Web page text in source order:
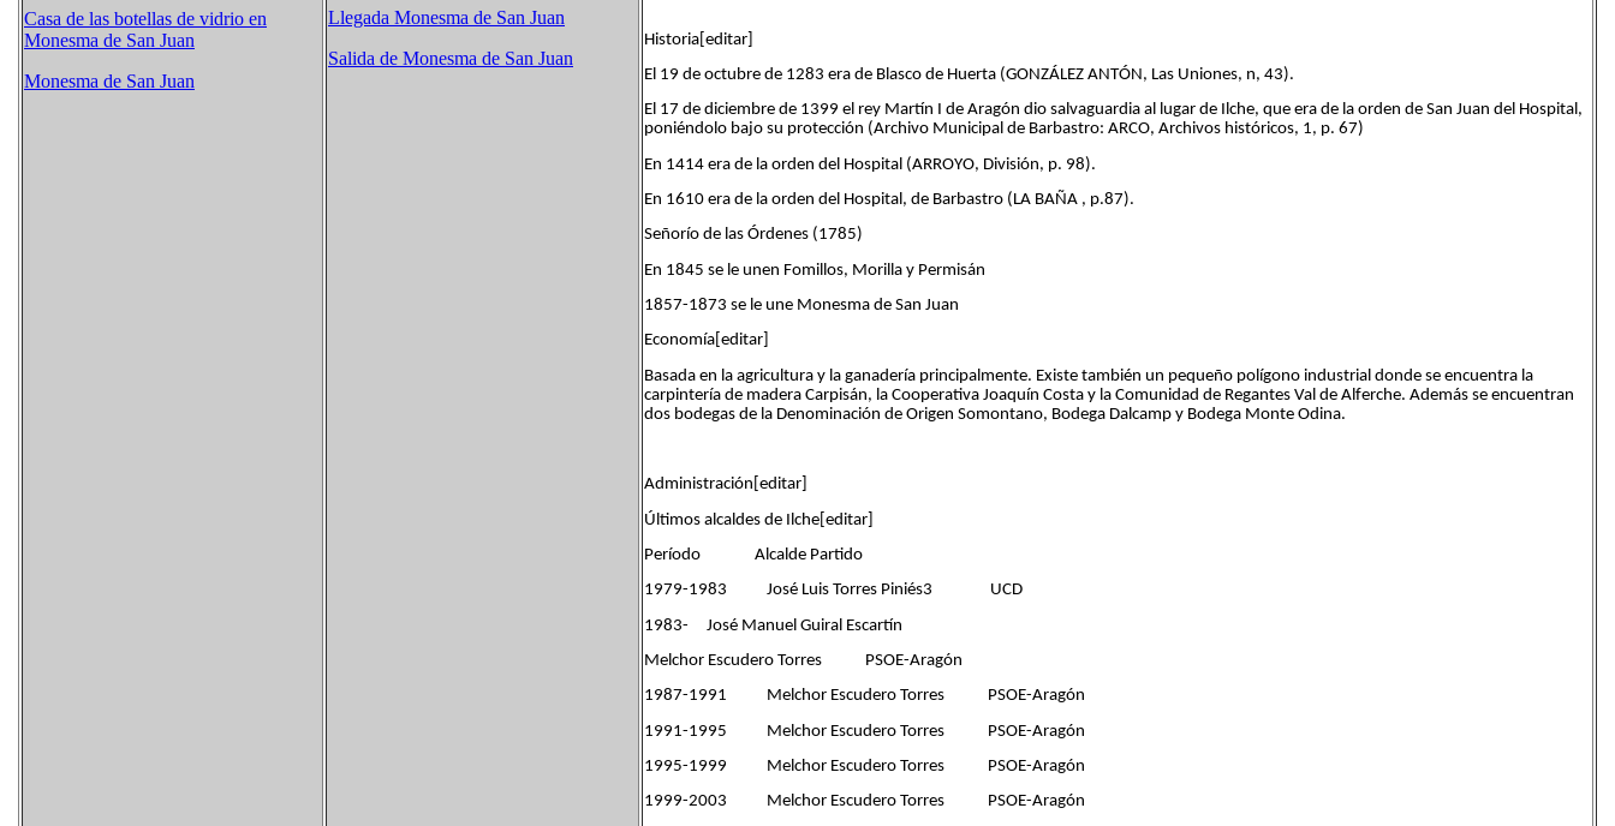
Casa de las botellas de vidrio en
Monesma de San Juan
Monesma de San Juan
Llegada Monesma de San Juan
Salida de Monesma de San Juan
Historia[editar]
El 19 de octubre de 1283 era de Blasco de Huerta (GONZÁLEZ ANTÓN, Las Uniones, n, 43).
El 17 de diciembre de 1399 el rey Martín I de Aragón dio salvaguardia al lugar de Ilche, que era de la orden de San Juan del Hospital,
poniéndolo bajo su protección (Archivo Municipal de Barbastro: ARCO, Archivos históricos, 1, p. 67)
En 1414 era de la orden del Hospital (ARROYO, División, p. 98).
En 1610 era de la orden del Hospital, de Barbastro (LA BAÑA , p.87).
Señorío de las Órdenes (1785)
En 1845 se le unen Fomillos, Morilla y Permisán
1857-1873 se le une Monesma de San Juan
Economía[editar]
Basada en la agricultura y la ganadería principalmente. Existe también un pequeño polígono industrial donde se encuentra la
carpintería de madera Carpisán, la Cooperativa Joaquín Costa y la Comunidad de Regantes Val de Alferche. Además se encuentran
dos bodegas de la Denominación de Origen Somontano, Bodega Dalcamp y Bodega Monte Odina.
Administración[editar]
Últimos alcaldes de Ilche[editar]
Período Alcalde Partido
1979-1983 José Luis Torres Piniés3 UCD
1983- José Manuel Guiral Escartín
Melchor Escudero Torres PSOE-Aragón
1987-1991 Melchor Escudero Torres PSOE-Aragón
1991-1995 Melchor Escudero Torres PSOE-Aragón
1995-1999 Melchor Escudero Torres PSOE-Aragón
1999-2003 Melchor Escudero Torres PSOE-Aragón